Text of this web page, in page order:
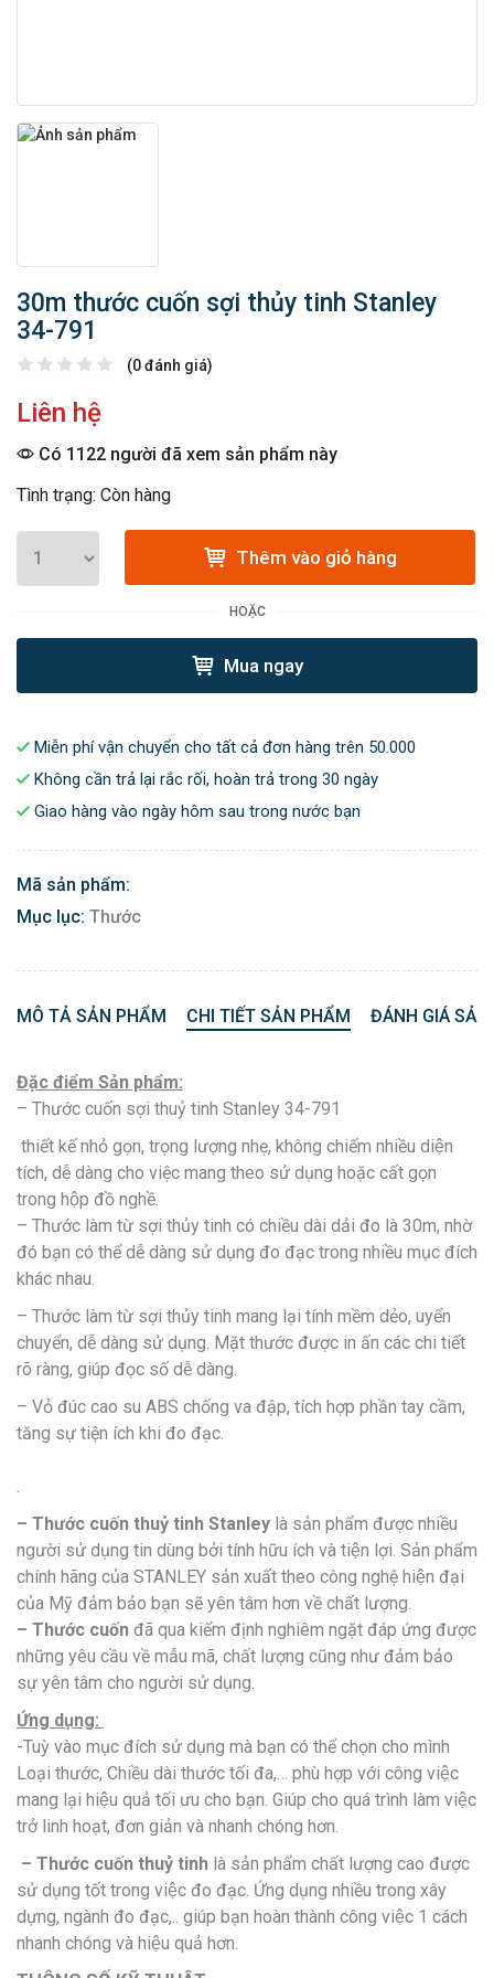
30m thước cuốn sợi thủy tinh Stanley
34-791
(0 đánh giá)
Liên hệ
Có 1122 người đã xem sản phẩm này
Tình trạng: Còn hàng
Thêm vào giỏ hàng
HOẶC
Mua ngay
Miễn phí vận chuyển cho tất cả đơn hàng trên 50.000
Không cần trả lại rắc rối, hoàn trả trong 30 ngày
Giao hàng vào ngày hôm sau trong nước bạn
Mã sản phẩm:
Mục lục: Thước
MÔ TẢ SẢN PHẨM CHI TIẾT SẢN PHẨM ĐÁNH GIÁ
Đặc điểm Sản phẩm:
– Thước cuốn sợi thuỷ tinh Stanley 34-791
thiết kế nhỏ gọn, trọng lượng nhẹ, không chiếm nhiều diện
tích, dễ dàng cho việc mang theo sử dụng hoặc cất gọn
trong hộp đồ nghề.
– Thước làm từ sợi thủy tinh có chiều dài dải đo là 30m, nhờ
đó bạn có thể dễ dàng sử dụng đo đạc trong nhiều mục đích
khác nhau.
– Thước làm từ sợi thủy tinh mang lại tính mềm dẻo, uyển
chuyển, dễ dàng sử dụng. Mặt thước được in ấn các chi tiết
rõ ràng, giúp đọc số dễ dàng.
– Vỏ đúc cao su ABS chống va đập, tích hợp phần tay cầm,
tăng sự tiện ích khi đo đạc.
.
– Thước cuốn thuỷ tinh Stanley là sản phẩm được nhiều
người sử dụng tin dùng bởi tính hữu ích và tiện lợi. Sản phẩm
chính hãng của STANLEY sản xuất theo công nghệ hiện đại
của Mỹ đảm bảo bạn sẽ yên tâm hơn về chất lượng.
– Thước cuốn đã qua kiểm định nghiêm ngặt đáp ứng được
những yêu cầu về mẫu mã, chất lượng cũng như đảm bảo
sự yên tâm cho người sử dụng.
Ứng dụng:
-Tuỳ vào mục đích sử dụng mà bạn có thể chọn cho mình
Loại thước, Chiều dài thước tối đa,… phù hợp với công việc
mang lại hiệu quả tối ưu cho bạn. Giúp cho quá trình làm việc
trở linh hoạt, đơn giản và nhanh chóng hơn.
– Thước cuốn thuỷ tinh là sản phẩm chất lượng cao được
sử dụng tốt trong việc đo đạc. Ứng dụng nhiều trong xây
dựng, ngành đo đạc,.. giúp bạn hoàn thành công việc 1 cách
nhanh chóng và hiệu quả hơn.